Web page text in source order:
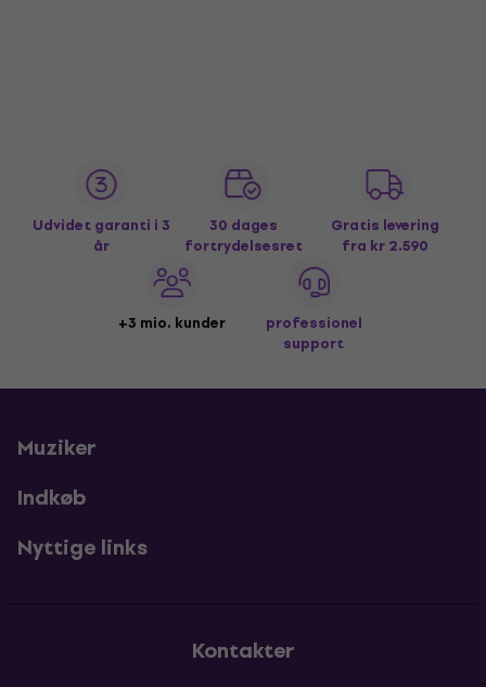
Udvidet garanti i 3
år
30 dages
fortrydelsesret
Gratis levering
fra kr 2.590
+3 mio. kunder
professionel
support
Muziker
Indkøb
Nyttige links
Kontakter